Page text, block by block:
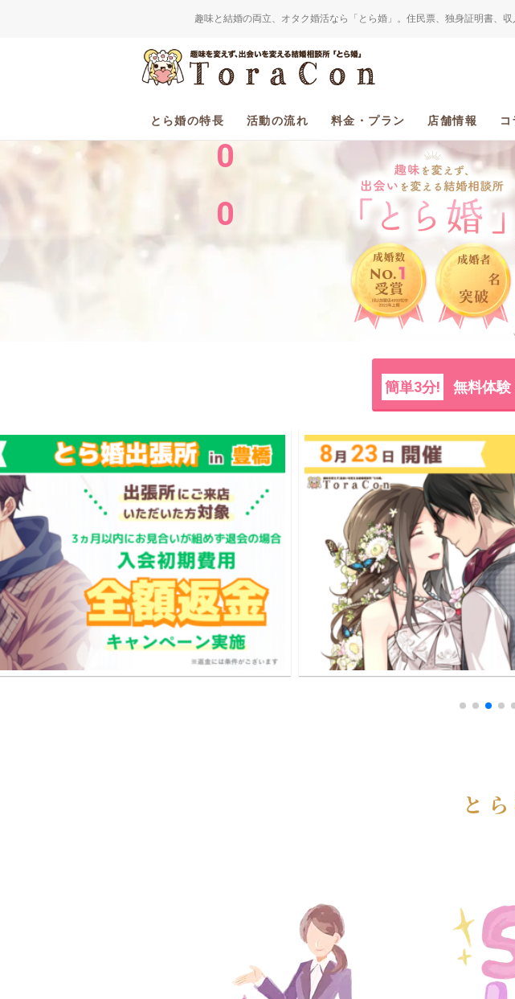
趣味と結婚の両立、オタク婚活なら「とら婚」。住民票、独身証明書、
とら婚の特長 活動の流れ 料金・プラン 店舗情報 コ
2
0
0
0
簡単3分! 無料体験
と